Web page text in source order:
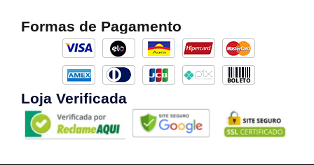
Formas de Pagamento
Loja Verificada